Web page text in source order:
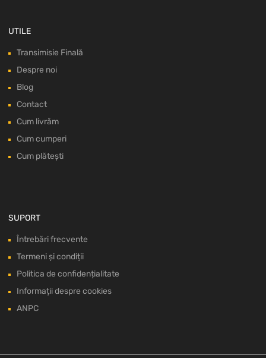
UTILE
Transimisie Finală
Despre noi
Blog
Contact
Cum livrăm
Cum cumperi
Cum plătești
SUPORT
Întrebări frecvente
Termeni și condiții
Politica de confidențialitate
Informații despre cookies
ANPC